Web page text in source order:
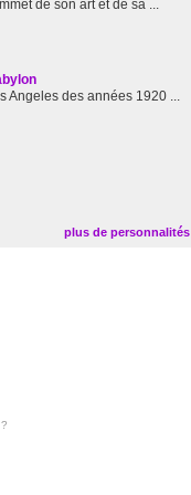
de son art et de sa ...
Angeles des années 1920 ...
plus de personnalités